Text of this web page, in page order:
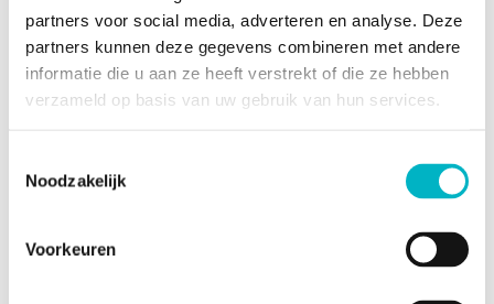
partners voor social media, adverteren en analyse. Deze
partners kunnen deze gegevens combineren met andere
informatie die u aan ze heeft verstrekt of die ze hebben
verzameld op basis van uw gebruik van hun services.
Noodzakelijk
Voorkeuren
Type verwarming
Energiegegevens
Energie label